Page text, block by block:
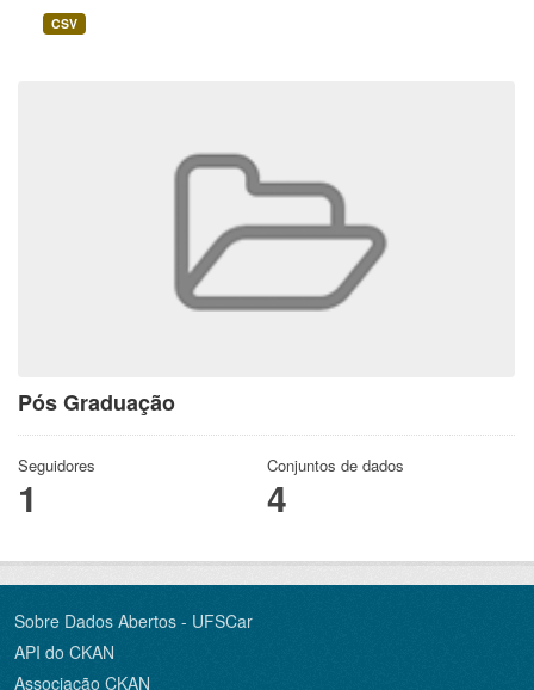
Pós Graduação
Seguidores
1
Conjuntos de dados
4
CSV
Sobre Dados Abertos - UFSCar
API do CKAN
Associação CKAN